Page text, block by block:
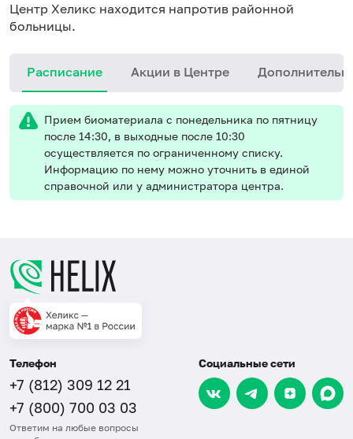
Центр Хеликс находится напротив районной
больницы.
Расписание Акции в Центре
Прием биоматериала с понедельника по пятницу
после 14:30, в выходные после 10:30
осуществляется по ограниченному списку.
Информацию по нему можно уточнить в единой
справочной или у администратора центра.
Телефон
+7 (812) 309 12 21
+7 (800) 700 03 03
Ответим на любые вопросы
Социальные сети